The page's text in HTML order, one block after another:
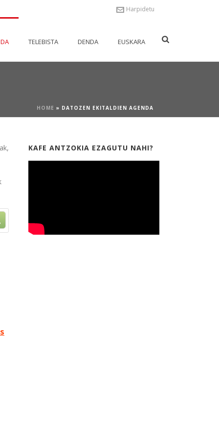
Harpidetu
TELEBISTA DENDA EUSKARA
HOME » DATOZEN EKITALDIEN AGENDA
KAFE ANTZOKIA EZAGUTU NAHI?